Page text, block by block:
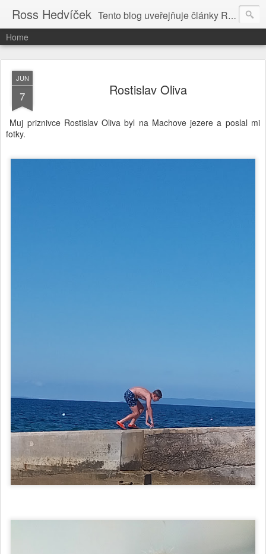
Ross Hedvíček Tento blog uveřejňuje články Ross Hedvíčka v češtině (pokud budu mit naladu) - s editacni pomoci Ludvika Dedika.
Home
JUN
7 Rostislav Oliva
Muj priznivce Rostislav Oliva byl na Machove jezere a poslal mi
fotky.